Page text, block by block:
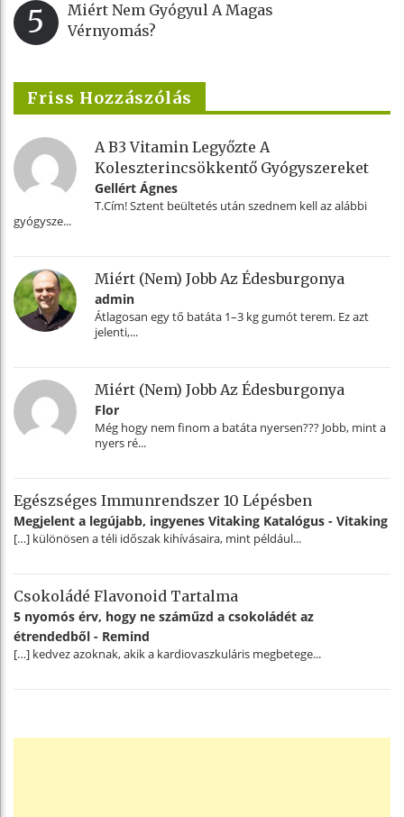
5
Miért Nem Gyógyul A Magas
Vérnyomás?
Friss Hozzászólás
A B3 Vitamin Legyőzte A
Koleszterincsökkentő Gyógyszereket
Gellért Ágnes
T.Cím! Sztent beültetés után szednem kell az alábbi
gyógysze...
Miért (nem) Jobb Az Édesburgonya
admin
Átlagosan egy tő batáta 1–3 kg gumót terem. Ez azt
jelenti,...
Miért (nem) Jobb Az Édesburgonya
Flor
Még hogy nem finom a batáta nyersen??? Jobb, mint a
nyers ré...
Egészséges Immunrendszer 10 Lépésben
Megjelent a legújabb, ingyenes Vitaking Katalógus - Vitaking
[…] különösen a téli időszak kihívásaira, mint például...
Csokoládé Flavonoid Tartalma
5 nyomós érv, hogy ne száműzd a csokoládét az
étrendedből - Remind
[…] kedvez azoknak, akik a kardiovaszkuláris megbetege...